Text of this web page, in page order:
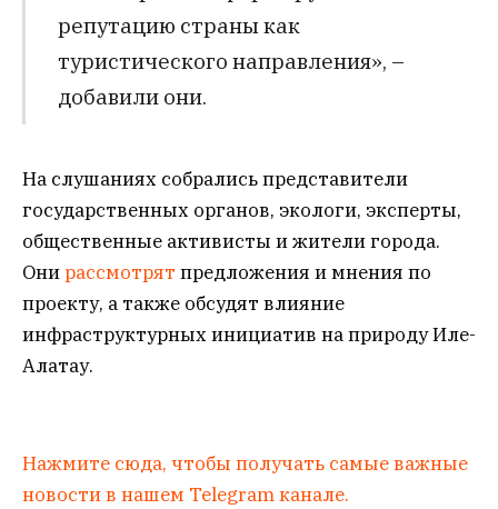
репутацию страны как
туристического направления», –
добавили они.
На слушаниях собрались представители
государственных органов, экологи, эксперты,
общественные активисты и жители города.
Онирассмотрят предложения и мнения по
проекту, а также обсудят влияние
инфраструктурных инициатив на природу Иле-
Алатау.
Нажмите сюда, чтобы получать самые важные
новости в нашем Telegram канале.